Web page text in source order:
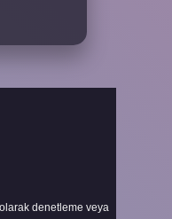
denetleme veya